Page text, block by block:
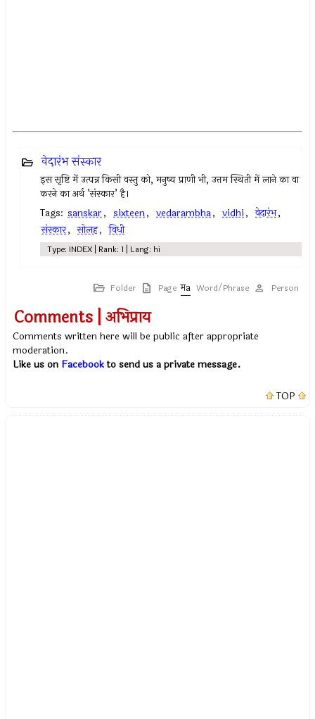
वेदारंभ संस्कार
इस सृष्टि में उत्पन्न किसी वस्तु को, मनुष्य प्राणी भी, उत्तम स्थिती में लाने का वा
करने का अर्थ ’संस्कार’ है।
Tags: sanskar, sixteen, vedarambha, vidhi, वेदारंभ,
संस्कार, सोलह, विधी
Type: INDEX | Rank: 1 | Lang: hi
Folder Page Word/Phrase Person
Comments | अभिप्राय
Comments written here will be public after appropriate
moderation.
Like us on Facebookto send us a private message.
TOP